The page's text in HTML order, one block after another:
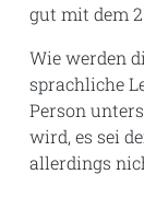
gut mit dem
Wie werden
sprachliche
Person
wird, es sei
allerdings